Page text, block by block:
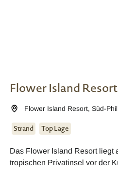
Flower Island Resort
Flower Island Resort,Süd-
Strand Top Lage
Das Flower Island Resort liegt
tropischen Privatinsel vor der